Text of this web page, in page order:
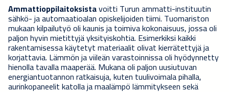
Ammattioppilaitoksistavoitti Turun ammatti-instituutin
sähkö- ja automaatioalan opiskelijoiden tiimi. Tuomariston
mukaan kilpailutyö oli kaunis ja toimiva kokonaisuus, jossa oli
paljon hyvin mietittyjä yksityiskohtia. Esimerkiksi kaikki
rakentamisessa käytetyt materiaalit olivat kierrätettyjä ja
korjattavia. Lämmön ja viileän varastoinnissa oli hyödynnetty
hienolla tavalla maaperää. Mukana oli paljon uusiutuvan
energiantuotannon ratkaisuja, kuten tuulivoimala pihalla,
aurinkopaneelit katolla ja maalämpö lämmitykseen sekä